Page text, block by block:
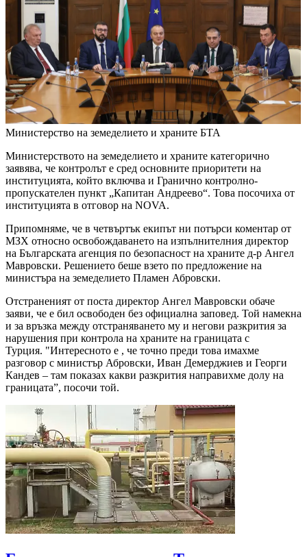
Министерство на земеделието и храните БТА
Министерството на земеделието и храните категорично
заявява, че контролът е сред основните приоритети на
институцията, който включва и Гранично контролно-
пропускателен пункт „Капитан Андреево“. Това посочиха от
институцията в отговор на NOVA.
Припомняме, че в четвъртък екипът ни потърси коментар от
МЗХ относно освобождаването на изпълнителния директор
на Българската агенция по безопасност на храните д-р Ангел
Мавровски. Решението беше взето по предложение на
министъра на земеделието Пламен Абровски.
Отстраненият от поста директор Ангел Мавровски обаче
заяви, че е бил освободен без официална заповед. Той намекна
и за връзка между отстраняването му и негови разкрития за
нарушения при контрола на храните на границата с
Турция. "Интересното е , че точно преди това имахме
разговор с министър Абровски, Иван Демерджиев и Георги
Кандев – там показах какви разкрития направихме долу на
границата”, посочи той.